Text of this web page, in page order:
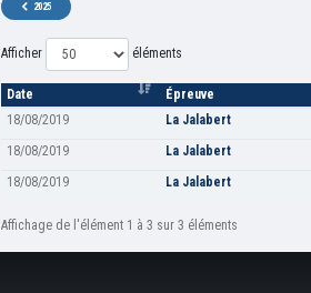
2025
Afficher éléments
Date Épreuve
18/08/2019
La Jalabert
18/08/2019 La Jalabert
18/08/2019 La Jalabert
Affichage de l'élément 1 à 3 sur 3 éléments